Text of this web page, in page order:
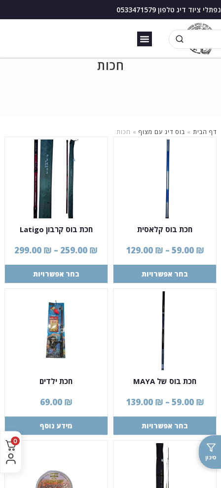
נפתלי ציוד דיג טלפון 0533471579
חכות
דף הבית» בוס דיג עם מצוף» חכות
סינון
חכת בוס קלאסית
59.00 ₪
–
129.00 ₪
בחר אפשרויות
חכת בוס קרבון Latigo
259.00 ₪
–
299.00 ₪
בחר אפשרויות
חכת בוס של MAYA
59.00 ₪
–
139.00 ₪
בחר אפשרויות
חכת ילדים
69.00 ₪
מידע נוסף
0